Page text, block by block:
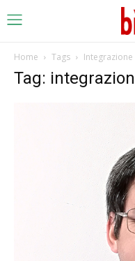
Home Tags
Tag: